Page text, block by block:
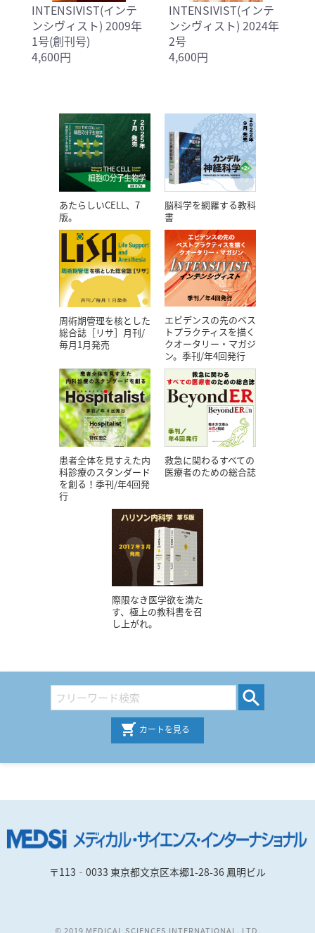
INTENSIVIST(インテ
ンシヴィスト) 2009年
1号(創刊号)
4,600円
INTENSIVIST(インテ
ンシヴィスト) 2024年
2号
4,600円
あたらしいCELL、7
版。
脳科学を網羅する教科
書
周術期管理を核とした
総合誌［リサ］月刊/
毎月1月発売
エビデンスの先のベス
トプラクティスを描く
クオータリー・マガジ
ン。季刊/年4回発行
患者全体を見すえた内
科診療のスタンダード
を創る！季刊/年4回発
行
救急に関わるすべての
医療者のための総合誌
際限なき医学欲を満た
す、極上の教科書を召
し上がれ。
カートを見る
〒113‐0033 東京都文京区本郷1-28-36 鳳明ビル
© 2019 MEDICAL SCIENCES INTERNATIONAL, LTD.